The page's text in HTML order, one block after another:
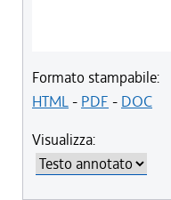
Formato stampabile:
HTML- PDF - DOC
Visualizza: